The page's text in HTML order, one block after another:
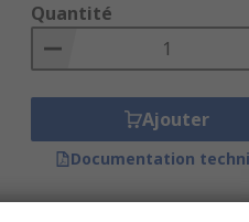
Quantité
Ajouter
Documentation